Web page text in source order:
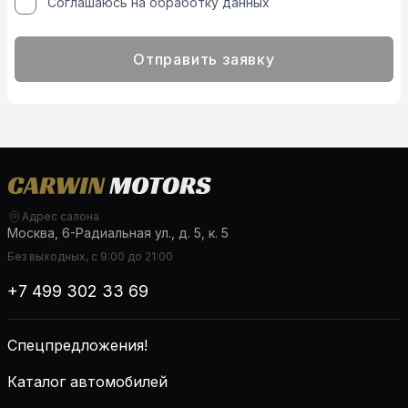
Отправить заявку
Адрес салона
Москва, 6-Радиальная ул., д. 5, к. 5
Без выходных, с 9:00 до 21:00
+7 499 302 33 69
Спецпредложения!
Каталог автомобилей